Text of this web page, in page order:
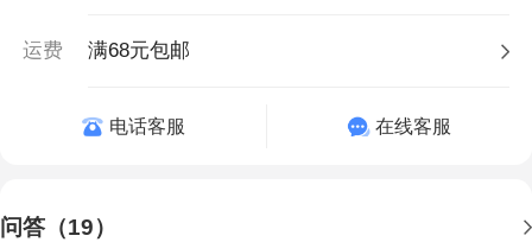
运费 满68元包邮
电话客服 在线客服
问答（19）